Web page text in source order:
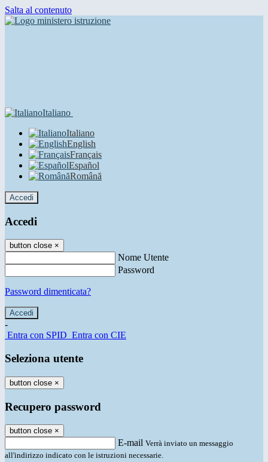
Salta al contenuto
Italiano
Italiano
English
Français
Español
Română
Accedi
Accedi
button close ×
Nome Utente
Password
Password dimenticata?
-
Entra con SPID Entra con CIE
Seleziona utente
button close ×
Recupero password
button close ×
E-mail Verrà inviato un messaggio
all'indirizzo indicato con le istruzioni necessarie.